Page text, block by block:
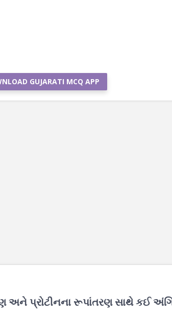
GUJARATI MCQ APP
અને પ્રોટીનના રૂપાંતરણ સાથે કઈ